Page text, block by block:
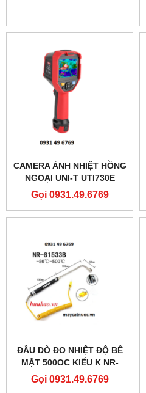
CAMERA ẢNH NHIỆT HỒNG
NGOẠI UNI-T UTI730E
Gọi 0931.49.6769
ĐẦU DÒ ĐO NHIỆT ĐỘ BỀ
MẶT 500OC KIỂU K NR-
81533B (DÙNG CHO MÁY
Gọi 0931.49.6769